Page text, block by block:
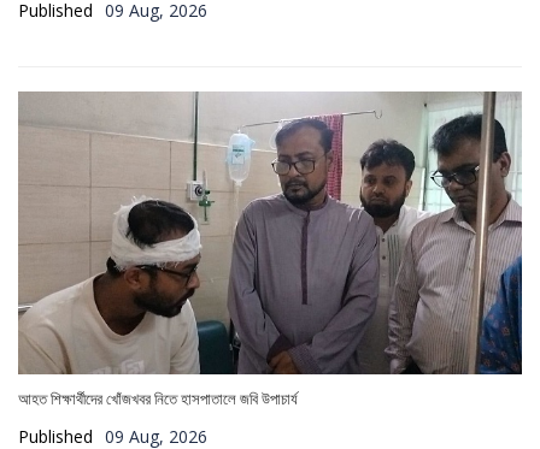
Published 09 Aug, 2026
আহত শিক্ষার্থীদের খোঁজখবর নিতে হাসপাতালে জবি উপাচার্য
Published 09 Aug, 2026